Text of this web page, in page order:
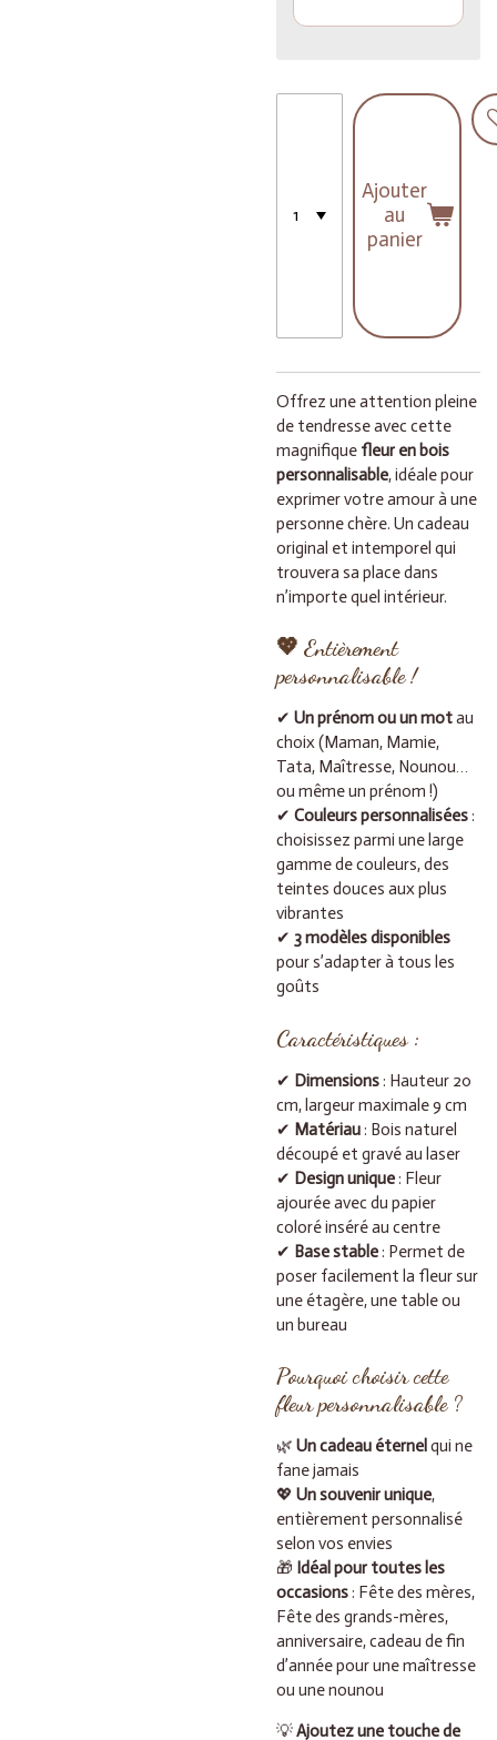
Ajouter
au
panier
Offrez une attention pleine
de tendresse avec cette
magnifique fleur en bois
personnalisable, idéale pour
exprimer votre amour à une
personne chère. Un cadeau
original et intemporel qui
trouvera sa place dans
n’importe quel intérieur.
💖 Entièrement
personnalisable !
✔ Un prénom ou un motau
choix (Maman, Mamie,
Tata, Maîtresse, Nounou…
ou même un prénom !)
✔ Couleurs personnalisées:
choisissez parmi une large
gamme de couleurs, des
teintes douces aux plus
vibrantes
✔ 3 modèles disponibles
pour s’adapter à tous les
goûts
Caractéristiques :
✔ Dimensions: Hauteur 20
cm, largeur maximale 9 cm
✔ Matériau: Bois naturel
découpé et gravé au laser
✔ Design unique: Fleur
ajourée avec du papier
coloré inséré au centre
✔ Base stable: Permet de
poser facilement la fleur sur
une étagère, une table ou
un bureau
Pourquoi choisir cette
fleur personnalisable ?
🌿 Un cadeau éternel qui ne
fane jamais
💖 Un souvenir unique,
entièrement personnalisé
selon vos envies
🎁 Idéal pour toutes les
occasions: Fête des mères,
Fête des grands-mères,
anniversaire, cadeau de fin
d’année pour une maîtresse
ou une nounou
💡Ajoutez une touche de